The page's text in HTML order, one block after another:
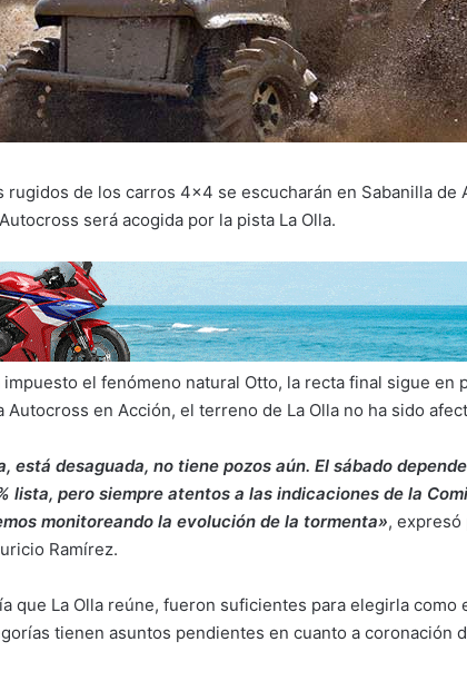
de los carros 4×4 se escucharán en Sabanilla de
será acogida por la pista La Olla.
el fenómeno natural Otto, la recta final sigue en
Autocross en Acción, el terreno de La Olla no ha sido
desaguada, no tiene pozos aún. El sábado
lista, pero siempre atentos a las indicaciones de la
monitoreando la evolución de la tormenta», expresó
Ramírez.
que La Olla reúne, fueron suficientes para elegirla como
tienen asuntos pendientes en cuanto a coronación